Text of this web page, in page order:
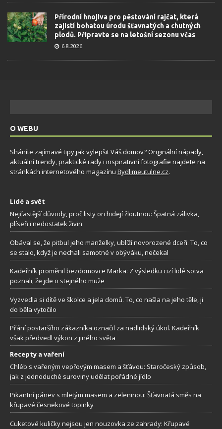
Přírodní hnojiva pro pěstování rajčat, která
zajistí bohatou úrodu šťavnatých a chutných
plodů. Připravte se na letošní sezonu včas
6.8.2026
O WEBU
Sháníte zajímavé tipy jak vylepšit Váš domov? Originální nápady,
aktuální trendy, praktické rady i inspirativní fotografie najdete na
stránkách internetového magazínu Bydlimeutulne.cz.
Lidé a svět
Nejčastější důvody, proč listy orchidejí žloutnou: Špatná zálivka,
plíseň i nedostatek živin
Obával se, že pitbul jeho manželky, ublíží novorozené dceři. To, co
se stalo, když je nechali samotné v obýváku, nečekal
Kadeřník proměnil bezdomovce Marka: Z výsledku cizí lidé sotva
poznali, že jde o stejného muže
Vyzvedla si dítě ve školce a jela domů. To, co našla na jeho těle, ji
do běla vytočilo
Přání postaršího zákazníka označil za nadlidský úkol. Kadeřník
však předvedl výkon z jiného světa
Recepty a vaření
Chléb s vařeným vepřovým masem a šťávou: Staročeský způsob,
jak z jednoduché suroviny udělat pořádné jídlo
Pikantní pánev s mletým masem a zeleninou: Šťavnatá směs na
křupavé česnekové topinky
Cuketové kuličky nejsou jen nouzovka ze zahrady: Křupavé